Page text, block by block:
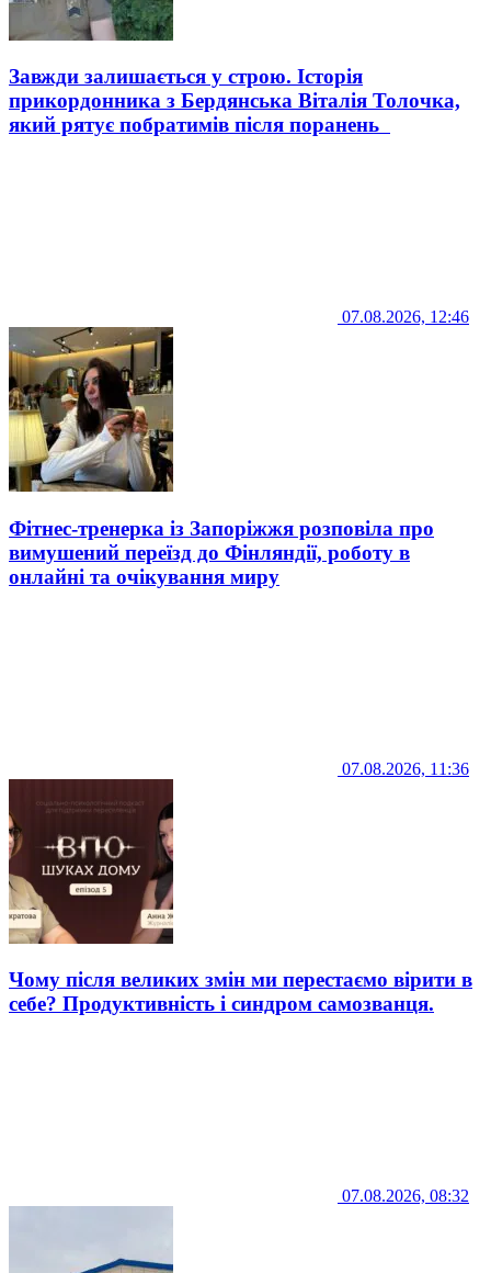
Завжди залишається у строю. Історія
прикордонника з Бердянська Віталія Толочка,
який рятує побратимів після поранень
07.08.2026, 12:46
Фітнес-тренерка із Запоріжжя розповіла про
вимушений переїзд до Фінляндії, роботу в
онлайні та очікування миру
07.08.2026, 11:36
Чому після великих змін ми перестаємо вірити в
себе? Продуктивність і синдром самозванця.
07.08.2026, 08:32